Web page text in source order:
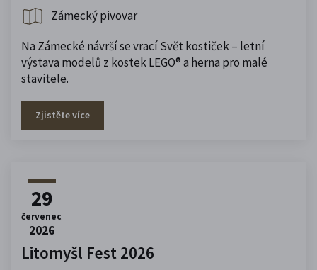
Zámecký pivovar
Na Zámecké návrší se vrací Svět kostiček – letní
výstava modelů z kostek LEGO® a herna pro malé
stavitele.
Zjistěte více
29
červenec
2026
Litomyšl Fest 2026